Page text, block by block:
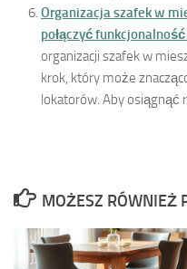
Organizacja szafek w
połączyć
organizacji szafek w
krok, który może
lokatorów. Aby osiągnąć
MOŻESZ RÓWNIEŻ